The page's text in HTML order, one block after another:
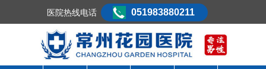
医院热线电话 051983880211